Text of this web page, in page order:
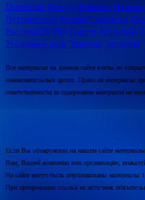
Погибшие Поезда Пожары Полеты
Путешествия Россия Самолеты
России (СК РФ) Смерть Стрельба
Уголовные дела Украина Экология
Все материалы на данном сайте взяты из
ознакомительных целях. Права на материалы
ответственности за содержание материала не
Если Вы обнаружили на нашем сайте
Вам, Вашей компании или организации,
На сайте могут быть опубликованы материалы
При цитировании ссылка на источник